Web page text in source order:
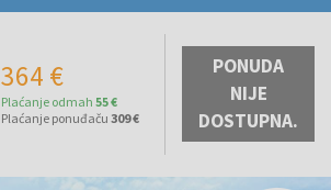
364 €
Plaćanje odmah 55 €
Plaćanje ponuđaču 309 €
PONUDA
NIJE
DOSTUPNA.